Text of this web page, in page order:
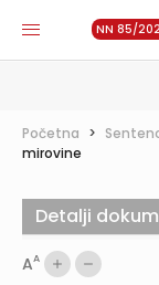
NN 85/
Početna >
mirovine
AA
Detalji